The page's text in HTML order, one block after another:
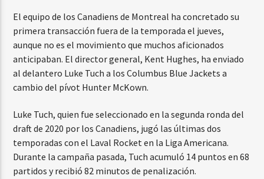
El equipo de los Canadiens de Montreal ha concretado su
primera transacción fuera de la temporada el jueves,
aunque no es el movimiento que muchos aficionados
anticipaban. El director general, Kent Hughes, ha enviado
al delantero Luke Tuch a los Columbus Blue Jackets a
cambio del pívot Hunter McKown.
Luke Tuch, quien fue seleccionado en la segunda ronda del
draft de 2020 por los Canadiens, jugó las últimas dos
temporadas con el Laval Rocket en la Liga Americana.
Durante la campaña pasada, Tuch acumuló 14 puntos en 68
partidos y recibió 82 minutos de penalización.